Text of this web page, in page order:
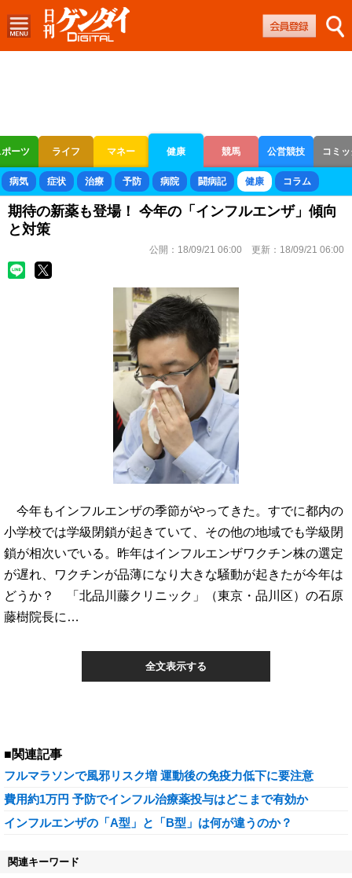
ーツ ライフ マネー 健康 競馬 公営競技 コミ
ボートレース 競輪 オートレース
病気 症状 治療 予防 病院 闘病記 健康 コラム
期待の新薬も登場！ 今年の「インフルエンザ」傾向
と対策
公開： 18/09/21 06:00 更新： 18/09/21 06:00
今年もインフルエンザの季節がやってきた。すでに都内の
小学校では学級閉鎖が起きていて、その他の地域でも学級閉
鎖が相次いでいる。昨年はインフルエンザワクチン株の選定
が遅れ、ワクチンが品薄になり大きな騒動が起きたが今年は
どうか？ 「北品川藤クリニック」（東京・品川区）の石原
藤樹院長に…
全文表示する
■関連記事
フルマラソンで風邪リスク増 運動後の免疫力低下に要注意
費用約1万円 予防でインフル治療薬投与はどこまで有効か
インフルエンザの「A型」と「B型」は何が違うのか？
関連キーワード